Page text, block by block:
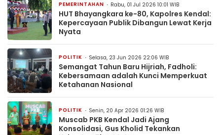
PEMERINTAHAN Rabu, 01 Jul 2026 10:01 WIB
HUT Bhayangkara ke-80, Kapolres Kendal:
Kepercayaan Publik Dibangun Lewat Kerja
Nyata
POLITIK Selasa, 23 Jun 2026 22:06 WIB
Semangat Tahun Baru Hijriah, Fadholi:
Kebersamaan adalah Kunci Memperkuat
Ketahanan Nasional
POLITIK Senin, 20 Apr 2026 01:26 WIB
Muscab PKB Kendal Jadi Ajang
Konsolidasi, Gus Kholid Tekankan